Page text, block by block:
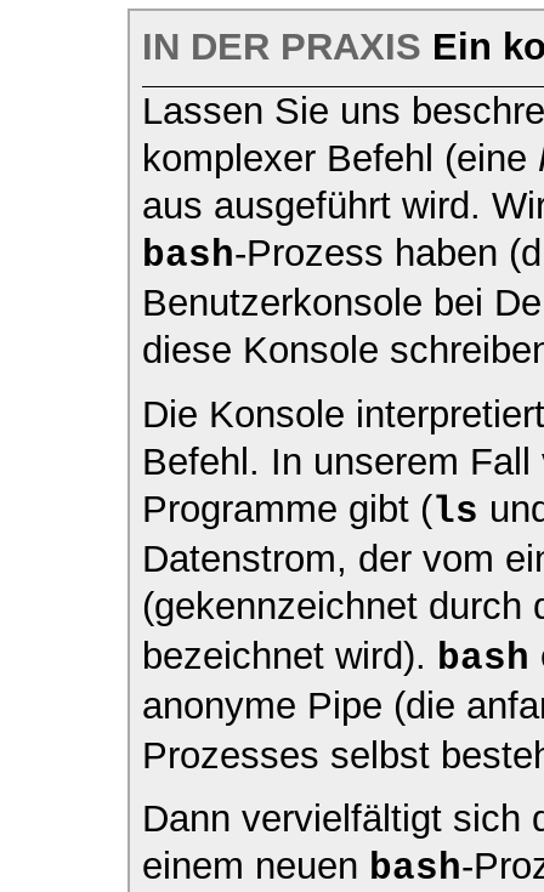
IN DER PRAXIS Ein
Lassen Sie uns
komplexer Befehl (eine
aus ausgeführt wird.
bash-Prozess haben
Benutzerkonsole bei
diese Konsole
Die Konsole
Befehl. In unserem
Programme gibt (ls
Datenstrom, der vom
(gekennzeichnet durch
bezeichnet wird). bash
anonyme Pipe (die
Prozesses selbst
Dann vervielfältigt sich
einem neuen bash-